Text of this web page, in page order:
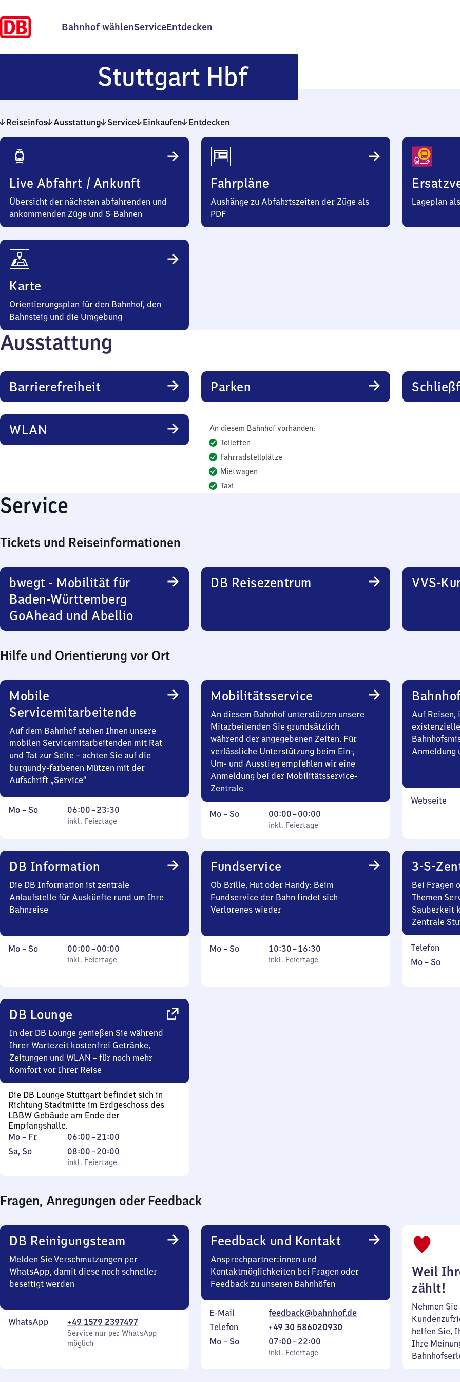
Bahnhof wählenServiceEntdecken
Stuttgart HbfStuttgart
Hauptbahnhof
Reiseinfos Ausstattung Service Einkaufen Entdecken
Reiseinfos
Live Abfahrt / Ankunft
Übersicht der nächsten abfahrenden und
ankommenden Züge und S-Bahnen
Fahrpläne
Aushänge zu Abfahrtszeiten der Züge als
PDF
Lageplan
Karte
Orientierungsplan für den Bahnhof, den
Bahnsteig und die Umgebung
Ausstattung
Barrierefreiheit Parken
WLAN
An diesem Bahnhof vorhanden:
Toiletten
Fahrradstellplätze
Mietwagen
Taxi
Service
Tickets und Reiseinformationen
bwegt - Mobilität für
Baden-Württemberg
GoAhead und Abellio
DB Reisezentrum VVS-
Hilfe und Orientierung vor Ort
Mobile
Servicemitarbeitende
Auf dem Bahnhof stehen Ihnen unsere
mobilen Servicemitarbeitenden mit Rat
und Tat zur Seite – achten Sie auf die
burgundy-farbenen Mützen mit der
Aufschrift „Service“
Montag
Mo – So,
inkl. Feiertage
06:00–23:30
Von
6
Uhr
30
inkl. Feiertage
Mobilitätsservice
An diesem Bahnhof unterstützen unsere
Mitarbeitenden Sie grundsätzlich
während der angegebenen Zeiten. Für
verlässliche Unterstützung beim Ein-,
Um- und Ausstieg empfehlen wir eine
Anmeldung bei der Mobilitätsservice-
Zentrale
Montag
Mo – So,
inkl. Feiertage
00:00–00:00
Von
0
bis
0
inkl. Feiertage
Auf Reisen,
Anmeldung
Webseite
DB Information
Die DB Information ist zentrale
Anlaufstelle für Auskünfte rund um Ihre
Bahnreise
Montag
Mo – So,
inkl. Feiertage
00:00–00:00
Von
0
0
Uhr
inkl. Feiertage
Fundservice
Ob Brille, Hut oder Handy: Beim
Fundservice der Bahn findet sich
Verlorenes wieder
Montag
Mo – So,
inkl. Feiertage
10:30–16:30
Von
10
inkl. Feiertage
3-S-
Bei Fragen
Themen
Sauberkeit
Zentrale
Telefon
Montag
Mo – So,
DB Lounge
In der DB Lounge genießen Sie während
Ihrer Wartezeit kostenfrei Getränke,
Zeitungen und WLAN – für noch mehr
Komfort vor Ihrer Reise
Die DB Lounge Stuttgart befindet sich in
Richtung Stadtmitte im Erdgeschoss des
LBBW Gebäude am Ende der
Empfangshalle.
Montag
bis
Mo – Fr 06:00–21:00
Von
6
Uhr
Uhr
Samstag
Sa, So,
inkl. Feiertage
08:00–20:00
Von
8
20
inkl. Feiertage
Fragen, Anregungen oder Feedback
DB Reinigungsteam
Melden Sie Verschmutzungen per
WhatsApp, damit diese noch schneller
beseitigt werden
WhatsApp +49 1579 2397497
Service nur per WhatsApp
möglich
Feedback und Kontakt
Ansprechpartner:innen und
Kontaktmöglichkeiten bei Fragen oder
Feedback zu unseren Bahnhöfen
E-Mail
feedback@bahnhof.de
Telefon
+49 30 586020930
Montag
Mo – So,
inkl. Feiertage
07:00–22:00
Von
7
inkl. Feiertage
Weil
zählt!
Nehmen
helfen Sie,
Ihre